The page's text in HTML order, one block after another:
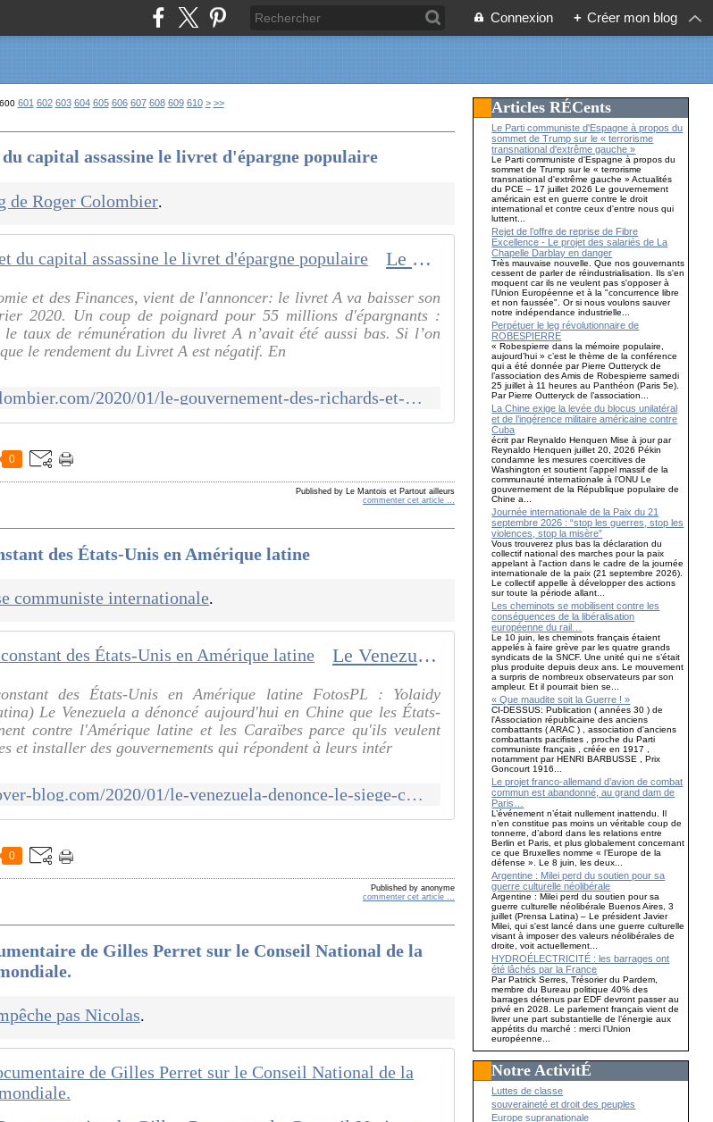
Connexion + Créer mon blog
600 601 602 603 604 605 606 607 608 609 610 620
630
640
650
660
670
680
690
700
800
900
1000
1100
1200
1300
1400
1500
1600
1700
> >>
capital assassine le livret d'épargne populaire
de Roger Colombier.
Le gouvernement des richards et du capital assassine le livret d'épargne populaire
et des Finances, vient de l'annoncer: le livret A va baisser son
2020. Un coup de poignard pour 55 millions d'épargnants :
taux de rémunération du livret A n’avait été aussi bas. Si l’on
le rendement du Livret A est négatif. En
http://www.le-blog-de-roger-colombier.com/2020/01/le-gouvernement-des-richards-et-du-capital-assassine-le-livret-d-epargne-populaire.html
0
Published by Le Mantois et Partout ailleurs
commenter cet article …
des États-Unis en Amérique latine
communiste internationale.
Le Venezuela dénonce le siège constant des États-Unis en Amérique latine
des États-Unis en Amérique latine FotosPL : Yolaidy
Le Venezuela a dénoncé aujourd'hui en Chine que les États-
contre l'Amérique latine et les Caraïbes parce qu'ils veulent
et installer des gouvernements qui répondent à leurs intér
http://mouvementcommuniste.over-blog.com/2020/01/le-venezuela-denonce-le-siege-constant-des-etats-unis-en-amerique-latine.html
0
Published by anonyme
commenter cet article …
de Gilles Perret sur le Conseil National de la
pas Nicolas.
Articles RÉCents
Le Parti communiste d'Espagne à propos du
sommet de Trump sur le « terrorisme
transnational d'extrême gauche »
Le Parti communiste d'Espagne à propos du
sommet de Trump sur le « terrorisme
transnational d'extrême gauche » Actualités
du PCE – 17 juillet 2026 Le gouvernement
américain est en guerre contre le droit
international et contre ceux d'entre nous qui
luttent...
Rejet de l’offre de reprise de Fibre
Excellence - Le projet des salariés de La
Chapelle Darblay en danger
Très mauvaise nouvelle. Que nos gouvernants
cessent de parler de réindustrialisation. Ils s'en
moquent car ils ne veulent pas s'opposer à
l'Union Européenne et à la "concurrence libre
et non faussée". Or si nous voulons sauver
notre indépendance industrielle...
Perpétuer le leg révolutionnaire de
ROBESPIERRE
« Robespierre dans la mémoire populaire,
aujourd’hui » c’est le thème de la conférence
qui a été donnée par Pierre Outteryck de
l’association des Amis de Robespierre samedi
25 juillet à 11 heures au Panthéon (Paris 5e).
Par Pierre Outteryck de l’association...
La Chine exige la levée du blocus unilatéral
et de l’ingérence militaire américaine contre
Cuba
écrit par Reynaldo Henquen Mise à jour par
Reynaldo Henquen juillet 20, 2026 Pékin
condamne les mesures coercitives de
Washington et soutient l’appel massif de la
communauté internationale à l’ONU Le
gouvernement de la République populaire de
Chine a...
Journée internationale de la Paix du 21
septembre 2026 : “stop les guerres, stop les
violences, stop la misère”
Vous trouverez plus bas la déclaration du
collectif national des marches pour la paix
appelant à l'action dans le cadre de la journée
internationale de la paix (21 septembre 2026).
Le collectif appelle à développer des actions
sur toute la période allant...
Les cheminots se mobilisent contre les
conséquences de la libéralisation
européenne du rail…
Le 10 juin, les cheminots français étaient
appelés à faire grève par les quatre grands
syndicats de la SNCF. Une unité qui ne s’était
plus produite depuis deux ans. Le mouvement
a surpris de nombreux observateurs par son
ampleur. Et il pourrait bien se...
« Que maudite soit la Guerre ! »
CI-DESSUS: Publication ( années 30 ) de
l'Association républicaine des anciens
combattants ( ARAC ) , association d'anciens
combattants pacifistes , proche du Parti
communiste français , créée en 1917 ,
notamment par HENRI BARBUSSE , Prix
Goncourt 1916...
Le projet franco-allemand d’avion de combat
commun est abandonné, au grand dam de
Paris…
L’événement n’était nullement inattendu. Il
n’en constitue pas moins un véritable coup de
tonnerre, d’abord dans les relations entre
Berlin et Paris, et plus globalement concernant
ce que Bruxelles nomme « l’Europe de la
défense ». Le 8 juin, les deux...
Argentine : Milei perd du soutien pour sa
guerre culturelle néolibérale
Argentine : Milei perd du soutien pour sa
guerre culturelle néolibérale Buenos Aires, 3
juillet (Prensa Latina) – Le président Javier
Milei, qui s'est lancé dans une guerre culturelle
visant à imposer des valeurs néolibérales de
droite, voit actuellement...
HYDROÉLECTRICITÉ : les barrages ont
été lâchés par la France
Par Patrick Serres, Trésorier du Pardem,
membre du Bureau politique 40% des
barrages détenus par EDF devront passer au
privé en 2028. Le parlement français vient de
livrer une part substantielle de l’énergie aux
appétits du marché : merci l’Union
européenne...
Notre ActivitÉ
Luttes de classe
souveraineté et droit des peuples
Europe supranationale